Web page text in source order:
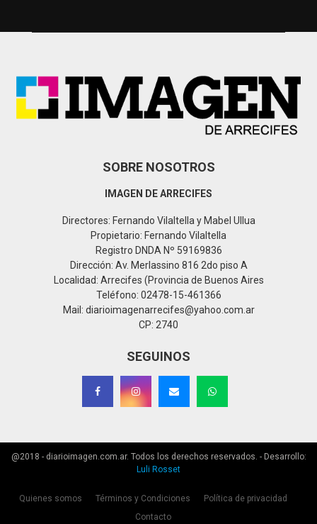
SOBRE NOSOTROS
IMAGEN DE ARRECIFES
Directores: Fernando Vilaltella y Mabel Ullua
Propietario: Fernando Vilaltella
Registro DNDA Nº 59169836
Dirección: Av. Merlassino 816 2do piso A
Localidad: Arrecifes (Provincia de Buenos Aires
Teléfono: 02478-15-461366
Mail: diarioimagenarrecifes@yahoo.com.ar
CP: 2740
SEGUINOS
@2018 - diarioimagen.com.ar. Todos los derechos reservados. - Desarrollo:
Luli Rosset
Quienes somos Términos y Condiciones
Política de privacidad
Contacto